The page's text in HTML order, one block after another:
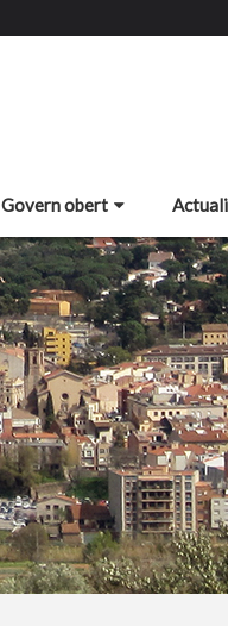
Govern obert